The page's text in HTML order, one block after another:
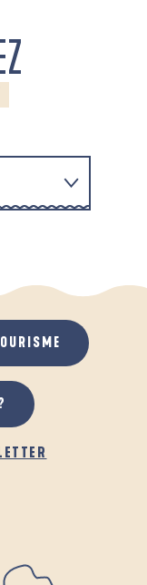
DE L'ANSE